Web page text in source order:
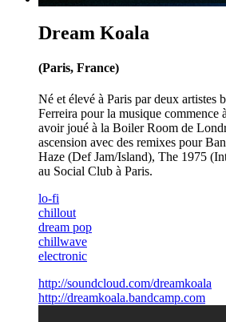
Dream Koala
(Paris, France)
Né et élevé à Paris par deux artistes
Ferreira pour la musique commence
avoir joué à la Boiler Room de
ascension avec des remixes pour
Haze (Def Jam/Island), The 1975
au Social Club à Paris.
lo-fi
chillout
dream pop
chillwave
electronic
http://soundcloud.com/dreamkoala
http://dreamkoala.bandcamp.com